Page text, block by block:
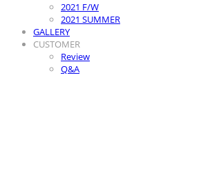
2021 F/W
2021 SUMMER
GALLERY
CUSTOMER
Review
Q&A